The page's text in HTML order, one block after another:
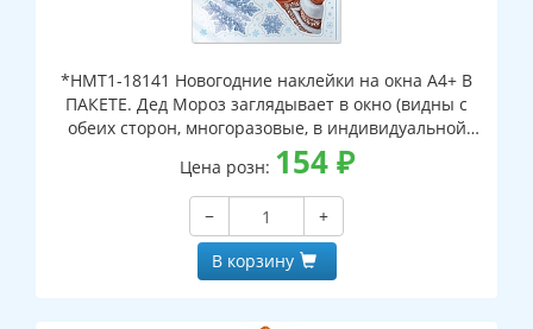
*НМТ1-18141 Новогодние наклейки на окна А4+ В
ПАКЕТЕ. Дед Мороз заглядывает в окно (видны с
обеих сторон, многоразовые, в индивидуальной
упаковке, с европодвесом и клеевым клапаном)
Цена розн: 154₽
−
+
В корзину